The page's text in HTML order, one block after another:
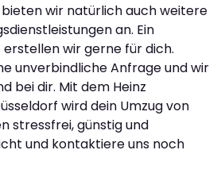
wir natürlich auch weitere
an. Ein
wir gerne für dich.
unverbindliche Anfrage und wir
bei dir. Mit dem Heinz
wird dein Umzug von
stressfrei, günstig und
und kontaktiere uns noch